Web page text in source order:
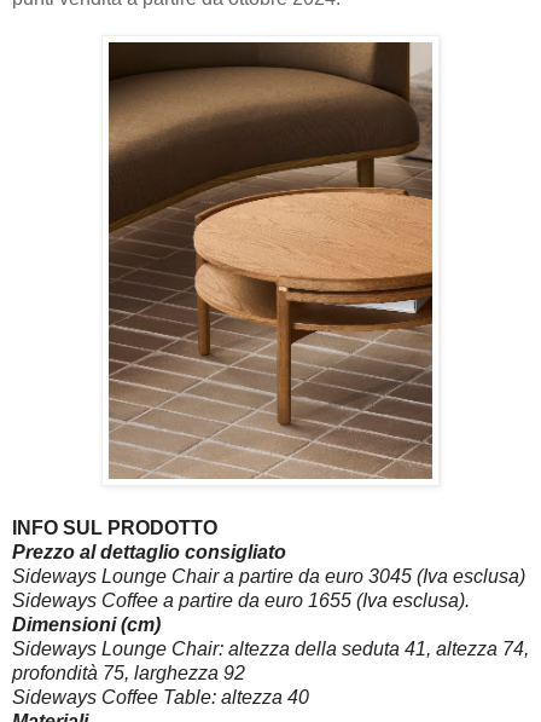
INFO SUL PRODOTTO
Prezzo al dettaglio consigliato
Sideways Lounge Chair a partire da euro 3045 (Iva esclusa)
Sideways Coffee a partire da euro 1655 (Iva esclusa).
Dimensioni (cm)
Sideways Lounge Chair: altezza della seduta 41, altezza 74,
profondità 75, larghezza 92
Sideways Coffee Table: altezza 40